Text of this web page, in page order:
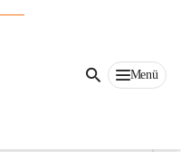
Menü
Meldeamt